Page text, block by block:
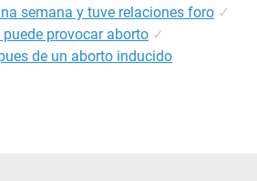
semana y tuve relaciones foro ✓
provocar aborto ✓
de un aborto inducido